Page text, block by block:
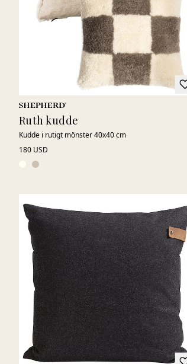
Ruth kudde
Kudde i rutigt mönster 40x40 cm
180 USD